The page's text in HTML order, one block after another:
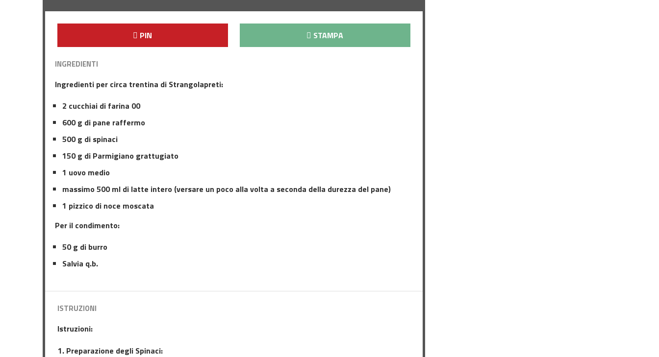
PIN STAMPA
INGREDIENTI
Ingredienti per circa trentina di Strangolapreti:
2 cucchiai di farina 00
600 g di pane raffermo
500 g di spinaci
150 g di Parmigiano grattugiato
1 uovo medio
massimo 500 ml di latte intero (versare un poco alla volta a seconda della durezza del pane)
1 pizzico di noce moscata
Per il condimento:
50 g di burro
Salvia q.b.
ISTRUZIONI
Istruzioni:
Preparazione degli Spinaci: